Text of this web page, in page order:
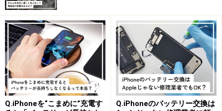
ウォレットアプリを起動し、新規追加
まずは、iPhoneにインストールされている「ウォレッ
ト」アプリを起動。右上の「＋」アイコンをタップしま
す。
・登録する交通系ICカードを選択
Q.iPhoneを“こまめに”充電す
Q.iPhoneのバッテリー交換は